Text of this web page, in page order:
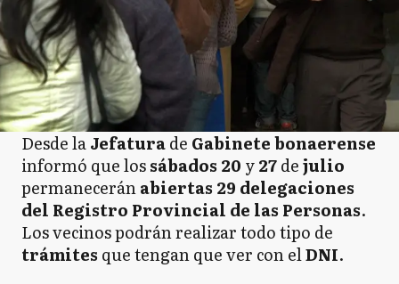
Desde laJefaturade Gabinetebonaerense
informó que lossábados 20 y27dejulio
permaneceránabiertas 29 delegaciones
del Registro Provincial de las Personas.
Los vecinos podrán realizar todo tipo de
trámites que tengan que ver con elDNI.